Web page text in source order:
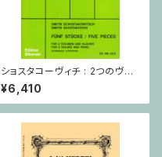
ショスタコーヴィチ : 2つのヴァ
イオリンとピアノのための 5つの
小品 / ヴァイオリン2とピアノ
¥6,410